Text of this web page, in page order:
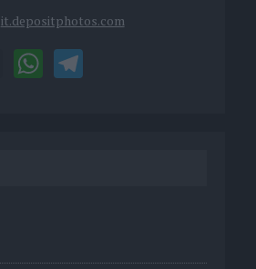
it.depositphotos.com